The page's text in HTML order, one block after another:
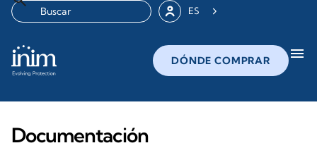
ES
DÓNDE COMPRAR menu
Documentación